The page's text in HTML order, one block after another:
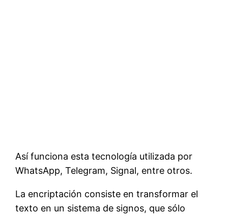
Así funciona esta tecnología utilizada por
WhatsApp, Telegram, Signal, entre otros.
La encriptación consiste en transformar el
texto en un sistema de signos, que sólo